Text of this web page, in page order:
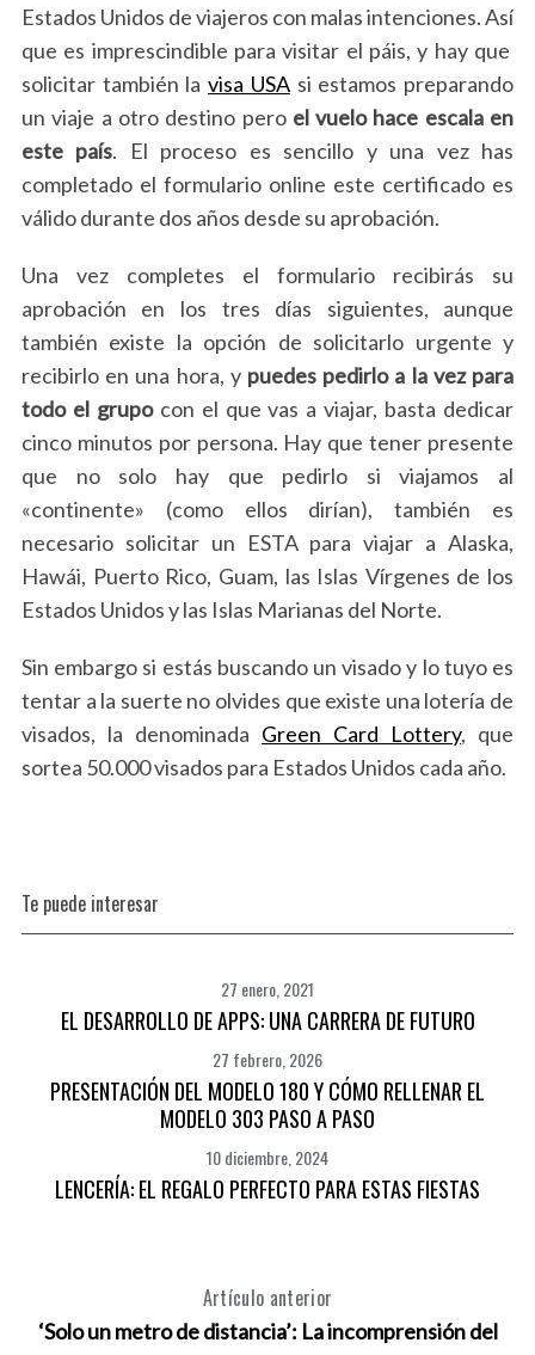
Estados Unidos de viajeros con malas intenciones. Así
que es imprescindible para visitar el páis, y hay que
solicitar también lavisa USAsi estamos preparando
un viaje a otro destino peroel vuelo hace escala en
este país. El proceso es sencillo y una vez has
completado el formulario online este certificado es
válido durante dos años desde su aprobación.
Una vez completes el formulario recibirás su
aprobación en los tres días siguientes, aunque
también existe la opción de solicitarlo urgente y
recibirlo en una hora, y puedes pedirlo a la vez para
todo el grupocon el que vas a viajar, basta dedicar
cinco minutos por persona. Hay que tener presente
que no solo hay que pedirlo si viajamos al
«continente» (como ellos dirían), también es
necesario solicitar un ESTA para viajar a Alaska,
Hawái, Puerto Rico, Guam, las Islas Vírgenes de los
Estados Unidos y las Islas Marianas del Norte.
Sin embargo si estás buscando un visado y lo tuyo es
tentar a la suerte no olvides que existe una lotería de
visados, la denominada Green Card Lottery, que
sortea 50.000 visados para Estados Unidos cada año.
Te puede interesar
27 enero, 2021
EL DESARROLLO DE APPS: UNA CARRERA DE FUTURO
27 febrero, 2026
PRESENTACIÓN DEL MODELO 180 Y CÓMO RELLENAR EL
MODELO 303 PASO A PASO
10 diciembre, 2024
LENCERÍA: EL REGALO PERFECTO PARA ESTAS FIESTAS
Artículo anterior
‘Solo un metro de distancia’: La incomprensión del
a
r
o
: